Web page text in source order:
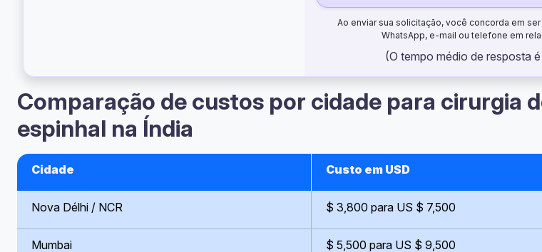
Ao enviar sua solicitação, você concorda em
WhatsApp, e-mail ou telefone em
(O tempo médio de resposta
Comparação de custos por cidade para cirurgia
espinhal na Índia
Cidade Custo em USD
Nova Délhi / NCR $ 3,800 para US $ 7,500
Mumbai $ 5,500 para US $ 9,500